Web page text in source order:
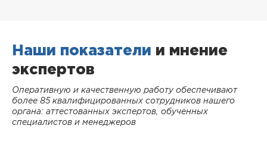
Наши показатели и мнение
экспертов
Оперативную и качественную работу обеспечивают
более 85 квалифицированных сотрудников нашего
органа: аттестованных экспертов, обученных
специалистов и менеджеров